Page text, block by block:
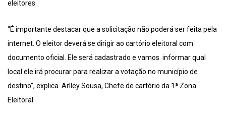
eleitores.
“É importante destacar que a solicitação não poderá ser feita pela
internet. O eleitor deverá se dirigir ao cartório eleitoral com
documento oficial. Ele será cadastrado e vamos informar qual
local ele irá procurar para realizar a votação no município de
destino”, explica Arlley Sousa, Chefe de cartório da 1ª Zona
Eleitoral.